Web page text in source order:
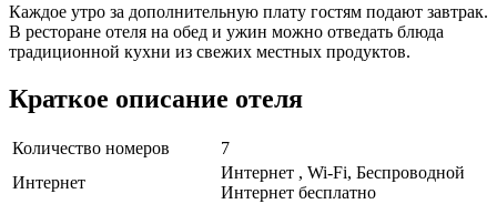
Каждое утро за дополнительную плату гостям подают завтрак.
В ресторане отеля на обед и ужин можно отведать блюда
традиционной кухни из свежих местных продуктов.
Краткое описание отеля
Количество номеров
7
Интернет
Интернет , Wi-Fi, Беспроводной
Интернет бесплатно